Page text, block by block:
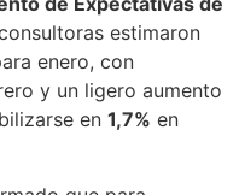
estimaron
enero, con
y un ligero aumento
en 1,7% en